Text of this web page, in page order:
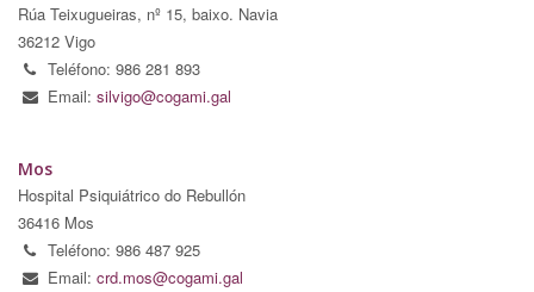
Rúa Teixugueiras, nº 15, baixo. Navia
36212 Vigo
Teléfono: 986 281 893
Email: silvigo@cogami.gal
Mos
Hospital Psiquiátrico do Rebullón
36416 Mos
Teléfono: 986 487 925
Email: crd.mos@cogami.gal